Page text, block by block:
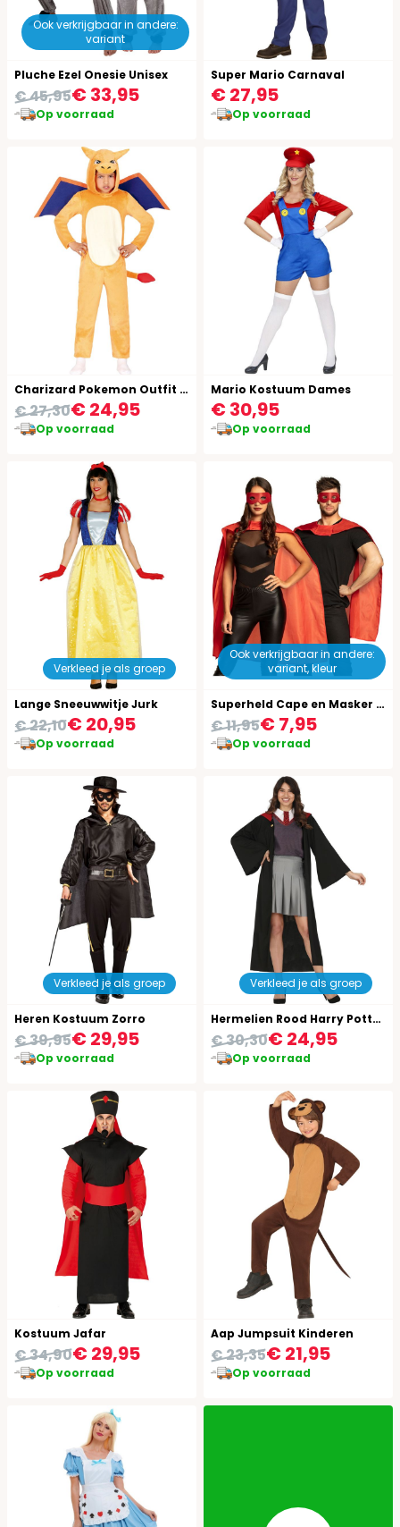
Ook verkrijgbaar in andere:
variant
Pluche Ezel Onesie Unisex
€ 33,95
€ 45,95
Op voorraad
Super Mario Carnaval
€ 27,95
Op voorraad
Charizard Pokemon Outfit Kind
€ 24,95
€ 27,30
Op voorraad
Mario Kostuum Dames
€ 30,95
Op voorraad
Verkleed je als groep
Lange Sneeuwwitje Jurk
€ 20,95
€ 22,10
Op voorraad
Ook verkrijgbaar in andere:
variant, kleur
Superheld Cape en Masker Rood
€ 7,95
€ 11,95
Op voorraad
Verkleed je als groep
Heren Kostuum Zorro
€ 29,95
€ 39,95
Op voorraad
Verkleed je als groep
Hermelien Rood Harry Potter Outfit Dames
€ 24,95
€ 30,30
Op voorraad
Kostuum Jafar
€ 29,95
€ 34,90
Op voorraad
Aap Jumpsuit Kinderen
€ 21,95
€ 23,35
Op voorraad